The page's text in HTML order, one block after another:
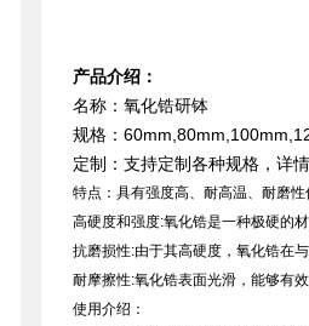
产品介绍：
名称：氧化锆研钵
规格：
定制：支持定制各种规格，详
特点：具有强度高、耐高温、耐磨性
高硬度和强度:氧化锆是一种极硬的
抗磨损性:由于其高硬度，氧化锆在
耐摩擦性:氧化锆表面光滑，能够有
使用介绍：